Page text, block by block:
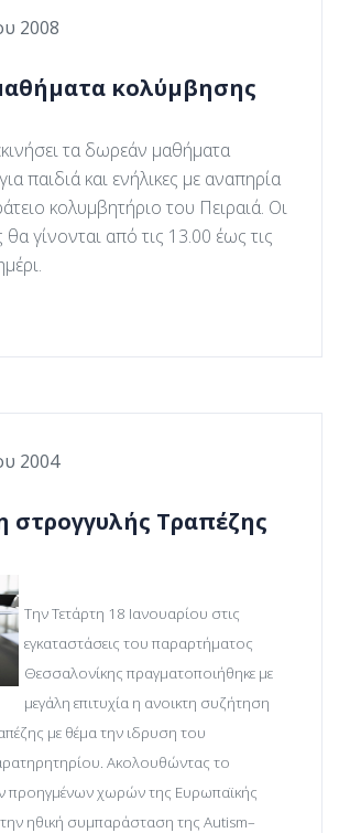
κολύμβησης
2008
τα δωρεάν μαθήματα
παιδιά και ενήλικες με αναπηρία
κολυμβητήριο του Πειραιά. Οι
γίνονται από τις 13.00 έως τις
στρογγυλής Τραπέζης
2004
Την Τετάρτη 18 Ιανουαρίου στις
εγκαταστάσεις του παραρτήματος
Θεσσαλονίκης πραγματοποιήθηκε με
μεγάλη επιτυχία η ανοικτη συζήτηση
με θέμα την ιδρυση του
Ακολουθώντας το
προηγμένων χωρών της Ευρωπαϊκής
ηθική συμπαράσταση της Autism–